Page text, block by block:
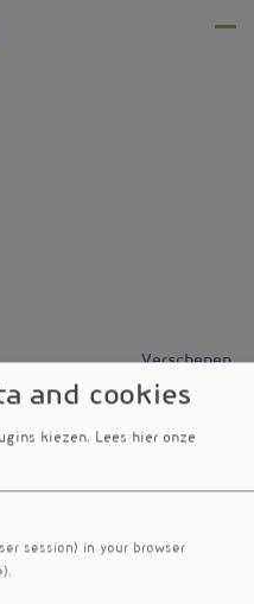
Verschenen
in
nr. 498
nr. 473
in gewassen
nr. 434
fruit en
and cookies
kiezen. Lees hier onze
session) in your browser